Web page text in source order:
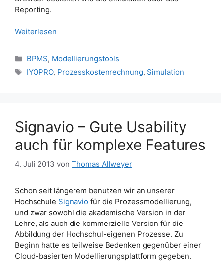
Reporting.
Weiterlesen
Kategorien
BPMS, Modellierungstools
Schlagwörter
IYOPRO, Prozesskostenrechnung, Simulation
Signavio – Gute Usability
auch für komplexe Features
4. Juli 2013 von Thomas Allweyer
Schon seit längerem benutzen wir an unserer
Hochschule Signavio für die Prozessmodellierung,
und zwar sowohl die akademische Version in der
Lehre, als auch die kommerzielle Version für die
Abbildung der Hochschul-eigenen Prozesse. Zu
Beginn hatte es teilweise Bedenken gegenüber einer
Cloud-basierten Modellierungsplattform gegeben.